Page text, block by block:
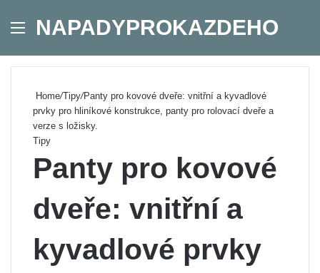
Menu
NAPADYPROKAZDEHO
Home/Tipy/Panty pro kovové dveře: vnitřní a kyvadlové
prvky pro hliníkové konstrukce, panty pro rolovací dveře a
verze s ložisky.
Tipy
Panty pro kovové
dveře: vnitřní a
kyvadlové prvky